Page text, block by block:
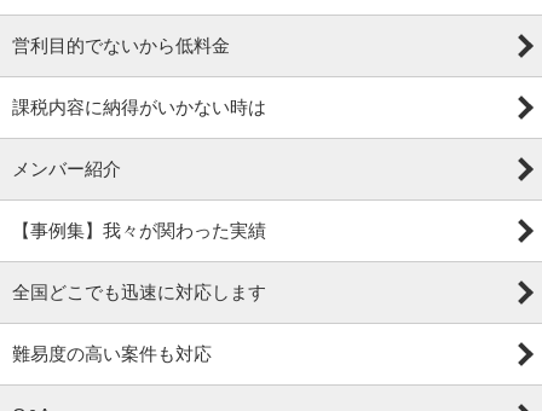
営利目的でないから低料金
課税内容に納得がいかない時は
メンバー紹介
【事例集】我々が関わった実績
全国どこでも迅速に対応します
難易度の高い案件も対応